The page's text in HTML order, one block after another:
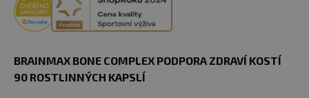
BRAINMAX BONE COMPLEX PODPORA ZDRAVÍ KOSTÍ
90 ROSTLINNÝCH KAPSLÍ